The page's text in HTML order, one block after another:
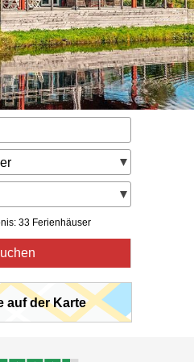
33 Ferienhäuser
auf der Karte